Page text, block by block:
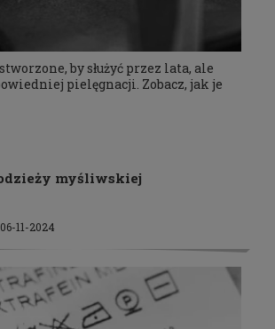
by służyć przez lata, ale
pielęgnacji. Zobacz, jak je
myśliwskiej
11-2024